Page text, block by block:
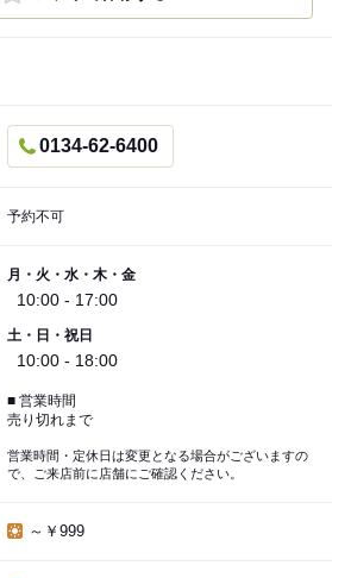
0134-62-6400
予約不可
月・火・水・木・金
10:00 - 17:00
土・日・祝日
10:00 - 18:00
■ 営業時間
売り切れまで
営業時間・定休日は変更となる場合がございますの
で、ご来店前に店舗にご確認ください。
～￥999